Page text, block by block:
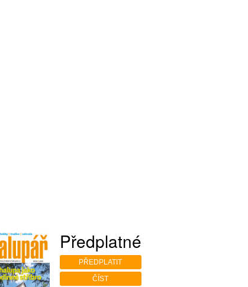
Předplatné
PŘEDPLATIT
ČÍST